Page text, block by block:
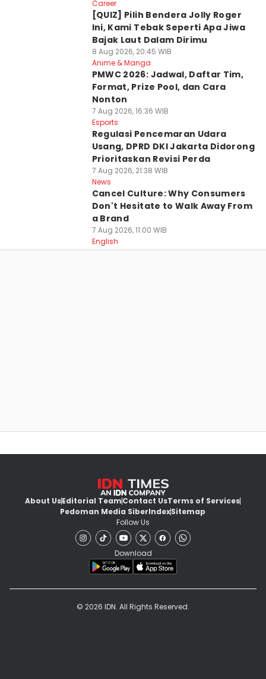
Career
[QUIZ] Pilih Bendera Jolly Roger
Ini, Kami Tebak Seperti Apa Jiwa
Bajak Laut Dalam Dirimu
8 Aug 2026, 20:45 WIB
Anime & Manga
PMWC 2026: Jadwal, Daftar Tim,
Format, Prize Pool, dan Cara
Nonton
7 Aug 2026, 16:36 WIB
Esports
Regulasi Pencemaran Udara
Usang, DPRD DKI Jakarta Didorong
Prioritaskan Revisi Perda
7 Aug 2026, 21:38 WIB
News
Cancel Culture: Why Consumers
Don't Hesitate to Walk Away From
a Brand
7 Aug 2026, 11:00 WIB
English
About UsEditorial TeamContact UsTerms of Services
Pedoman Media SiberIndexSitemap
Follow Us
Download
© 2026 IDN. All Rights Reserved.